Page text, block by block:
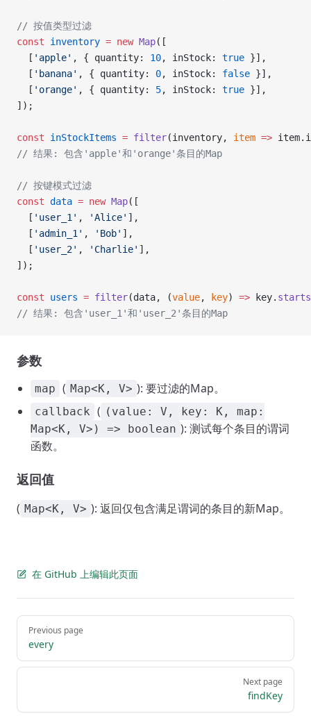
// 按值类型过滤
const inventory = new Map([
  [
'apple' , { quantity: 10, inStock: true }],
  [
'banana' , { quantity: 0, inStock: false }],
  [
'orange' , { quantity: 5, inStock: true }],
]);
const inStockItems = filter(inventory, item =>
// 结果: 包含'apple'和'orange'条目的Map
// 按键模式过滤
const data = new Map([
  [
'user_1' , 'Alice' ],
  [
'admin_1' , 'Bob' ],
  [
'user_2' , 'Charlie' ],
]);
const users = filter(data, (value, key) => key.
// 结果: 包含'user_1'和'user_2'条目的Map
参数
map ( Map<K, V> ): 要过滤的Map。
callback ( (value: V, key: K, map:
Map<K, V>) => boolean ): 测试每个条目的谓词
函数。
返回值
( Map<K, V> ): 返回仅包含满足谓词的条目的新Map。
在 GitHub 上编辑此页面
Pager
Previous page
every
Next page
findKey